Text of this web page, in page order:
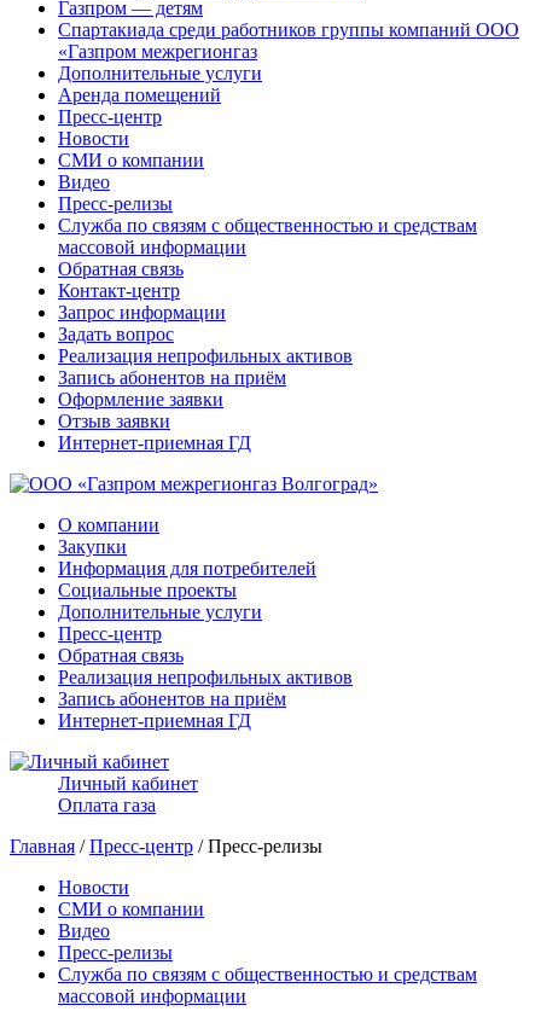
Газпром — детям
Спартакиада среди работников группы компаний ООО
«Газпром межрегионгаз
Дополнительные услуги
Аренда помещений
Пресс-центр
Новости
СМИ о компании
Видео
Пресс-релизы
Служба по связям с общественностью и средствам
массовой информации
Обратная связь
Контакт-центр
Запрос информации
Задать вопрос
Реализация непрофильных активов
Запись абонентов на приём
Оформление заявки
Отзыв заявки
Интернет-приемная ГД
О компании
Закупки
Информация для потребителей
Социальные проекты
Дополнительные услуги
Пресс-центр
Обратная связь
Реализация непрофильных активов
Запись абонентов на приём
Интернет-приемная ГД
Личный кабинет
Оплата газа
Главная /Пресс-центр / Пресс-релизы
Новости
СМИ о компании
Видео
Пресс-релизы
Служба по связям с общественностью и средствам
массовой информации